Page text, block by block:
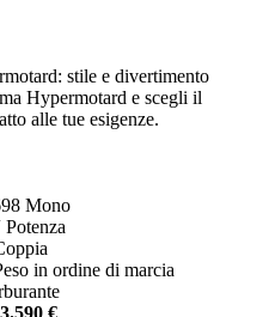
stile e divertimento
Hypermotard e scegli il
alle tue esigenze.
Mono
Potenza
in ordine di marcia
€